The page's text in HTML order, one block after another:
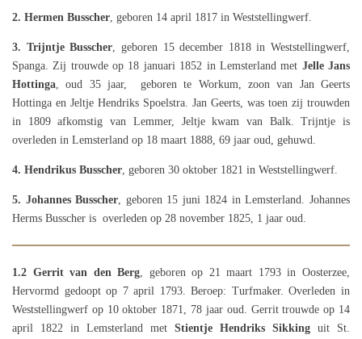
2. Hermen Busscher , geboren 14 april 1817 in Weststellingwerf.
3. Trijntje Busscher , geboren 15 december 1818 in Weststellingwerf,
Spanga. Zij trouwde op 18 januari 1852 in Lemsterland met Jelle Jans
Hottinga , oud 35 jaar, geboren te Workum, zoon van Jan Geerts
Hottinga en Jeltje Hendriks Spoelstra. Jan Geerts, was toen zij trouwden
in 1809 afkomstig van Lemmer, Jeltje kwam van Balk. Trijntje is
overleden in Lemsterland op 18 maart 1888, 69 jaar oud, gehuwd.
4. Hendrikus Busscher , geboren 30 oktober 1821 in Weststellingwerf.
5. Johannes Busscher , geboren 15 juni 1824 in Lemsterland. Johannes
Herms Busscher is overleden op 28 november 1825, 1 jaar oud.
1.2 Gerrit van den Berg , geboren op 21 maart 1793 in Oosterzee,
Hervormd gedoopt op 7 april 1793. Beroep: Turfmaker. Overleden in
Weststellingwerf op 10 oktober 1871, 78 jaar oud. Gerrit trouwde op 14
april 1822 in Lemsterland met Stientje Hendriks Sikking uit St.